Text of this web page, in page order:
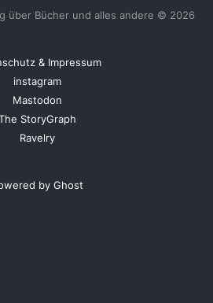
über Bücher und alles andere © 2026
& Impressum
instagram
Mastodon
StoryGraph
Ravelry
by Ghost